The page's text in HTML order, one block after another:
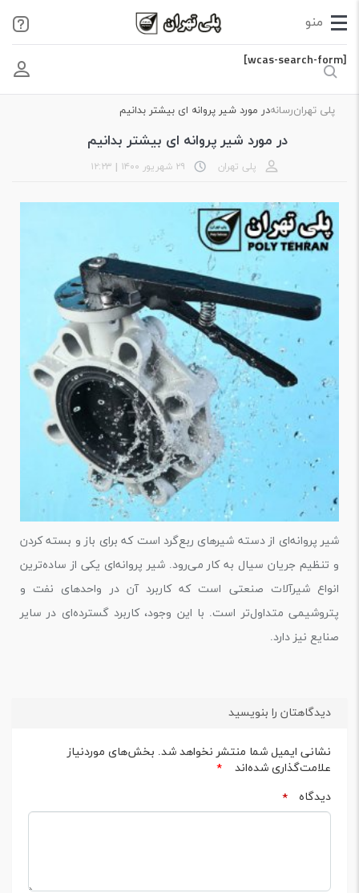
[wcas-search-form]
پلی تهرانرسانهدر مورد شیر پروانه ای بیشتر بدانیم
در مورد شیر پروانه ای بیشتر بدانیم
پلی تهران ۲۹ شهریور ۱۴۰۰ | ۱۲:۲۳
شیر پروانه‌ای از دسته شیرهای ربع‌گرد است که برای باز و بسته کردن
و تنظیم جریان سیال به کار می‌رود. شیر پروانه‌ای یکی از ساده‌ترین
انواع شیرآلات صنعتی است که کاربرد آن در واحدهای نفت و
پتروشیمی متداول‌­تر است. با این وجود، کاربرد گسترده‌ای در سایر
صنایع نیز دارد.
دیدگاهتان را بنویسید
نشانی ایمیل شما منتشر نخواهد شد. بخش‌های موردنیاز
علامت‌گذاری شده‌اند
*
دیدگاه
*